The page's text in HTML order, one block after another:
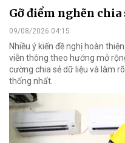
Gỡ điểm nghẽn
09/08/2026 04:15
Nhiều ý kiến đề nghị hoàn
viễn thông theo hướng mở
cường chia sẻ dữ liệu và làm
thống nhất.